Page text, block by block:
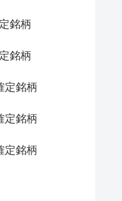
銘柄
銘柄
定銘柄
定銘柄
定銘柄